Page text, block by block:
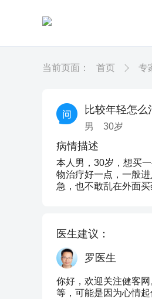
当前页面： 首页 专
比较年轻怎
男 30岁
病情描述
本人男，30岁，想买
物治疗好一点，一般
急，也不敢乱在外面
医生建议：
罗医生
你好，欢迎关注健客
等，可能是因为心情